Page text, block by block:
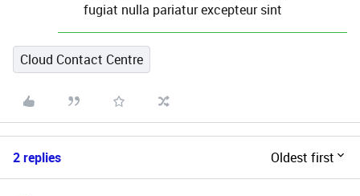
fugiat nulla pariatur excepteur sint
Cloud Contact Centre
2 replies Oldest first